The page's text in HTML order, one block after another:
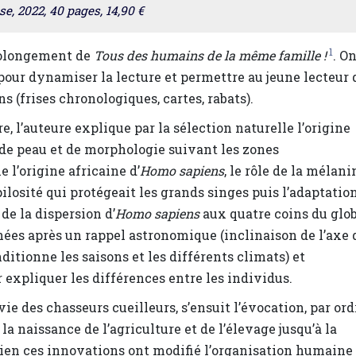
2022, 40 pages, 14,90 €
de Tous des humains de la même famille !1.
dynamiser la lecture et permettre au jeune lecteur
(frises chronologiques, cartes, rabats).
l’auteure explique par la sélection naturelle l’origine
peau et de morphologie suivant les zones
l’origine africaine d’Homo sapiens, le rôle de la
qui protégeait les grands singes puis
la dispersion d’Homo sapiensaux quatre coins du
après un rappel astronomique (inclinaison de l’axe
les saisons et les différents climats) et
expliquer les différences entre les individus.
des chasseurs cueilleurs, s’ensuit l’évocation, par
de l’agriculture et de l’élevage jusqu’à la
ces innovations ont modifié l’organisation humaine